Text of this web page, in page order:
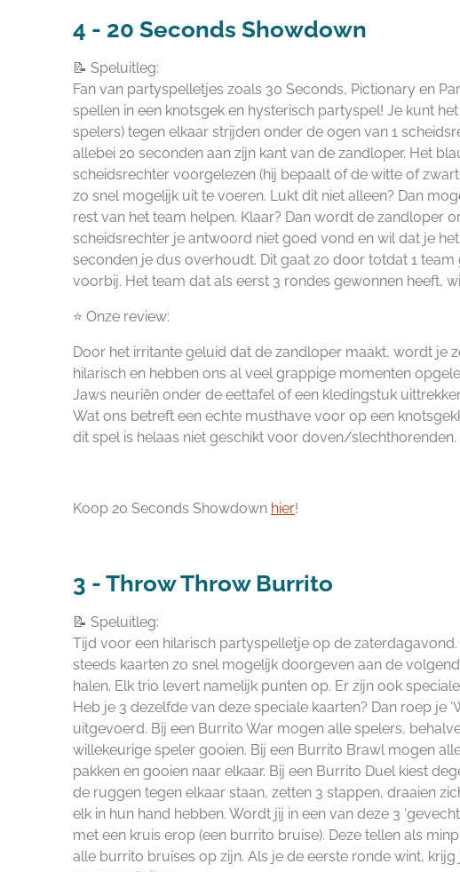
4 - 20 Seconds Showdown
📝 Speluitleg:
Fan van partyspelletjes zoals 30 Seconds, Pictionary en
spellen in een knotsgek en hysterisch partyspel! Je kunt
spelers) tegen elkaar strijden onder de ogen van 1
allebei 20 seconden aan zijn kant van de zandloper. Het
scheidsrechter voorgelezen (hij bepaalt of de witte of
zo snel mogelijk uit te voeren. Lukt dit niet alleen? Dan
rest van het team helpen. Klaar? Dan wordt de zandloper
scheidsrechter je antwoord niet goed vond en wil dat je
seconden je dus overhoudt. Dit gaat zo door totdat 1
voorbij. Het team dat als eerst 3 rondes gewonnen heeft,
⭐ Onze review:
Door het irritante geluid dat de zandloper maakt, wordt je
hilarisch en hebben ons al veel grappige momenten
Jaws neuriën onder de eettafel of een kledingstuk
Wat ons betreft een echte musthave voor op een
dit spel is helaas niet geschikt voor doven/slechthorenden.
Koop 20 Seconds Showdown hier!
3 - Throw Throw Burrito
📝 Speluitleg:
Tijd voor een hilarisch partyspelletje op de
steeds kaarten zo snel mogelijk doorgeven aan de
halen. Elk trio levert namelijk punten op. Er zijn ook
Heb je 3 dezelfde van deze speciale kaarten? Dan roep je
uitgevoerd. Bij een Burrito War mogen alle spelers,
willekeurige speler gooien. Bij een Burrito Brawl mogen
pakken en gooien naar elkaar. Bij een Burrito Duel kiest
de ruggen tegen elkaar staan, zetten 3 stappen, draaien
elk in hun hand hebben. Wordt jij in een van deze 3
met een kruis erop (een burrito bruise). Deze tellen als
alle burrito bruises op zijn. Als je de eerste ronde wint,